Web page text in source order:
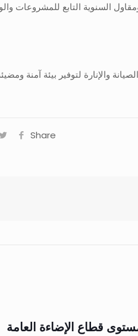
السنوية التابع للمشروعات
والإنارة لتوفير بيئة آمنة
Share
قطاع الإضاءة العامة